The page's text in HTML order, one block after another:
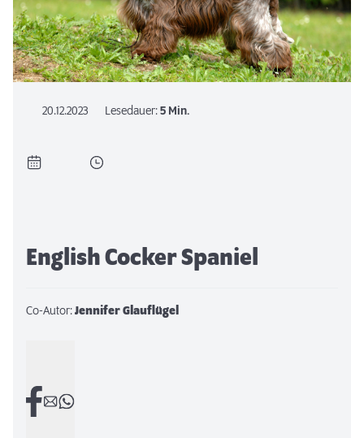
20.12.2023 Lesedauer:5 Min.
English Cocker Spaniel
Co-Autor:Jennifer Glauflügel